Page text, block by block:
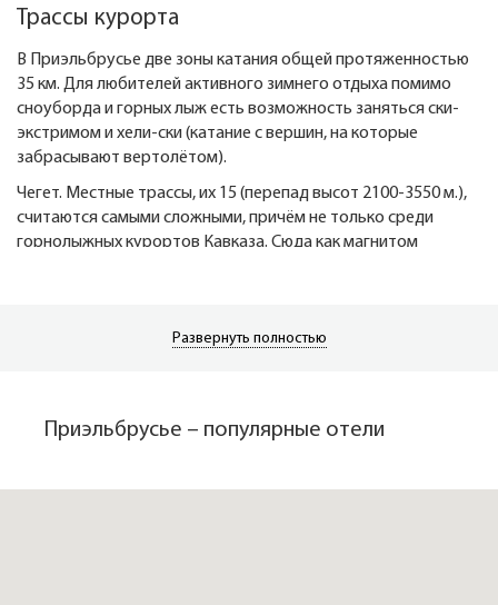
Трассы курорта
В Приэльбрусье две зоны катания общей протяженностью
35 км. Для любителей активного зимнего отдыха помимо
сноуборда и горных лыж есть возможность заняться ски-
экстримом и хели-ски (катание с вершин, на которые
забрасывают вертолётом).
Чегет. Местные трассы, их 15 (перепад высот 2100-3550 м.),
считаются самыми сложными, причём не только среди
горнолыжных курортов Кавказа. Сюда как магнитом
подойдут не только для профи. Восемь лыжных трасс
Развернуть полностью
Приэльбрусье – популярные отели